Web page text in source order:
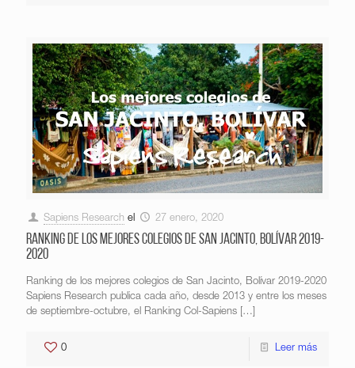
Sapiens Research el 27 enero, 2020
Ranking de los mejores colegios de San Jacinto, Bolívar 2019-
2020
Ranking de los mejores colegios de San Jacinto, Bolívar 2019-2020
Sapiens Research publica cada año, desde 2013 y entre los meses
de septiembre-octubre, el Ranking Col-Sapiens […]
0 Leer más